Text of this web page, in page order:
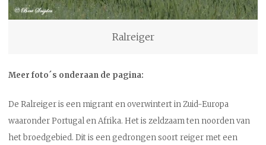
Ralreiger
Meer foto´s onderaan de pagina:
De Ralreiger is een migrant en overwintert in Zuid-Europa
waaronder Portugal en Afrika. Het is zeldzaam ten noorden van
het broedgebied. Dit is een gedrongen soort reiger met een